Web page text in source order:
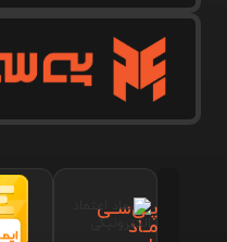
پـی‌سـی
مـاد